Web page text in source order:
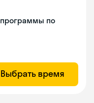
по
Выбрать время